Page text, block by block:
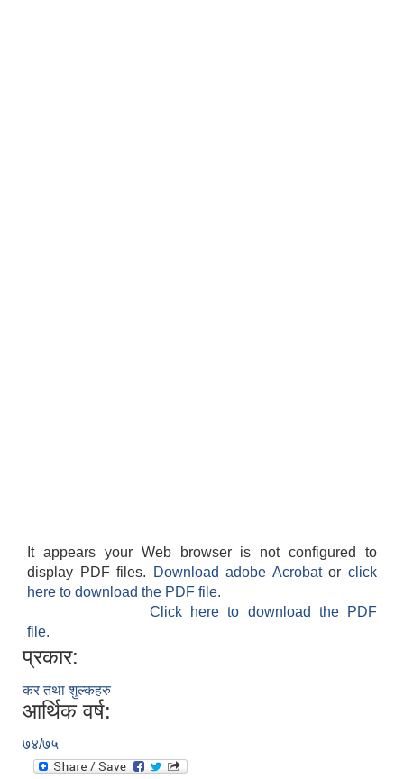
It appears your Web browser is not configured to
display PDF files.
Download adobe Acrobatorclick
here to download the PDF file.
Click here to download the PDF
file.
प्रकार:
कर तथा शुल्कहरु
आर्थिक वर्ष:
७४/७५